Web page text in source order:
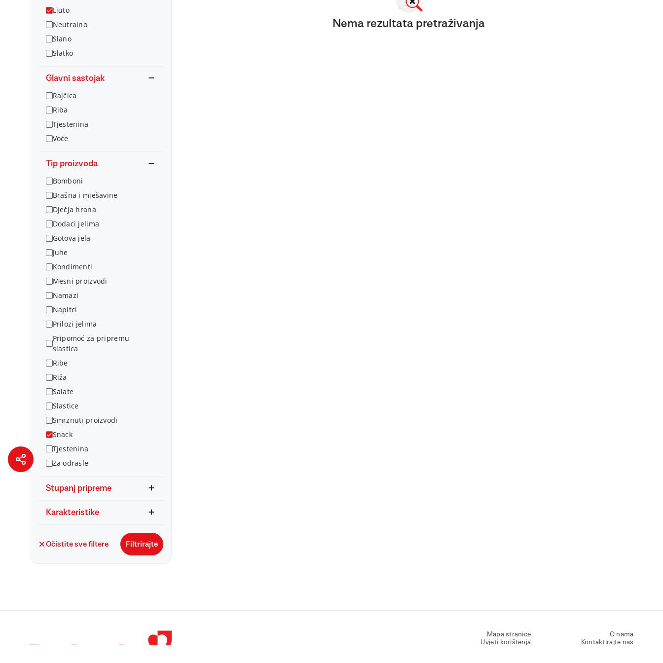
Ljuto
Neutralno
Slano
Slatko
Glavni sastojak
Rajčica
Riba
Tjestenina
Voće
Tip proizvoda
Bomboni
Brašna i mješavine
Dječja hrana
Dodaci jelima
Gotova jela
Juhe
Kondimenti
Mesni proizvodi
Namazi
Napitci
Prilozi jelima
Pripomoć za pripremu
slastica
Ribe
Riža
Salate
Slastice
Smrznuti proizvodi
Snack
Tjestenina
Za odrasle
Stupanj pripreme
Karakteristike
Očistite sve filtere Filtrirajte
Nema rezultata pretraživanja
Mapa stranice
Uvjeti korištenja
O nama
Kontaktirajte nas